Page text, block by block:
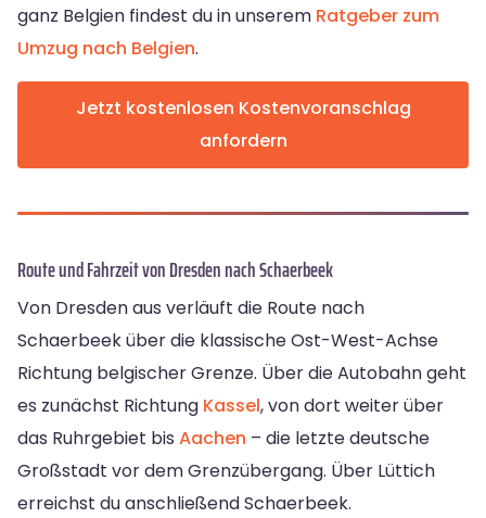
ganz Belgien findest du in unserem Ratgeber zum
Umzug nach Belgien.
Jetzt kostenlosen Kostenvoranschlag
anfordern
Route und Fahrzeit von Dresden nach Schaerbeek
Von Dresden aus verläuft die Route nach
Schaerbeek über die klassische Ost-West-Achse
Richtung belgischer Grenze. Über die Autobahn geht
es zunächst Richtung Kassel, von dort weiter über
das Ruhrgebiet bis Aachen – die letzte deutsche
Großstadt vor dem Grenzübergang. Über Lüttich
erreichst du anschließend Schaerbeek.